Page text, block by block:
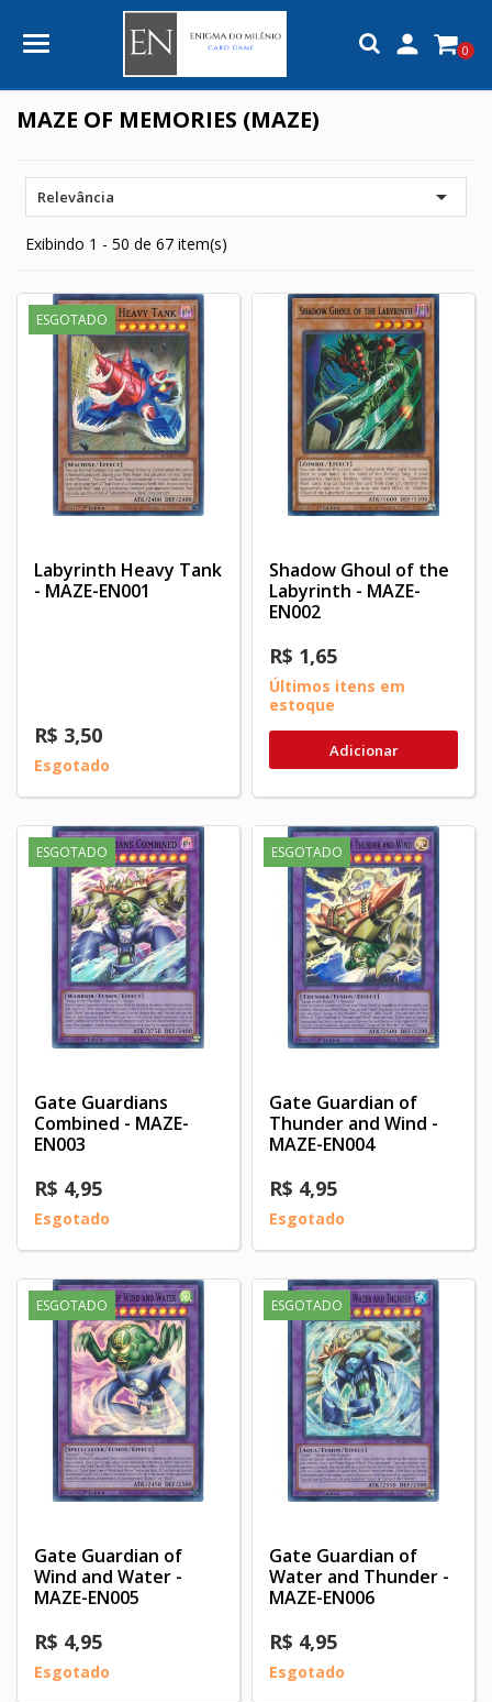
 0
MAZE OF MEMORIES (MAZE)
Relevância 
Exibindo 1 - 50 de 67 item(s)
ESGOTADO
Labyrinth Heavy Tank
- MAZE-EN001
R$ 3,50
Esgotado
Shadow Ghoul of the
Labyrinth - MAZE-
EN002
R$ 1,65
Últimos itens em
estoque
Adicionar
ESGOTADO
Gate Guardians
Combined - MAZE-
EN003
R$ 4,95
Esgotado
ESGOTADO
Gate Guardian of
Thunder and Wind -
MAZE-EN004
R$ 4,95
Esgotado
ESGOTADO
Gate Guardian of
Wind and Water -
MAZE-EN005
R$ 4,95
Esgotado
ESGOTADO
Gate Guardian of
Water and Thunder -
MAZE-EN006
R$ 4,95
Esgotado